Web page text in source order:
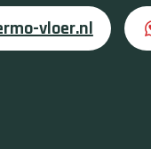
vloer.nl